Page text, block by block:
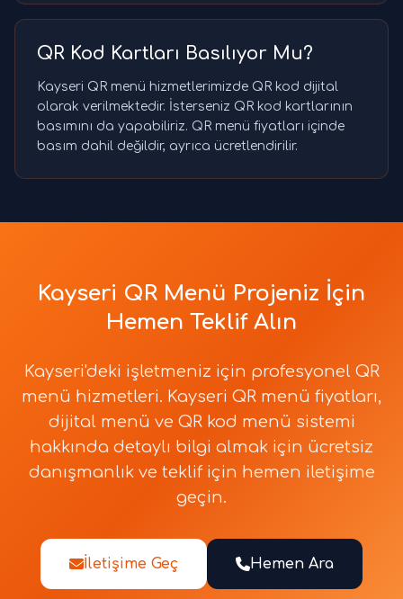
QR Kod Kartları Basılıyor Mu?
Kayseri QR menü hizmetlerimizde QR kod dijital
olarak verilmektedir. İsterseniz QR kod kartlarının
basımını da yapabiliriz. QR menü fiyatları içinde
basım dahil değildir, ayrıca ücretlendirilir.
Kayseri QR Menü Projeniz İçin
Hemen Teklif Alın
Kayseri'deki işletmeniz için profesyonel QR
menü hizmetleri. Kayseri QR menü fiyatları,
dijital menü ve QR kod menü sistemi
hakkında detaylı bilgi almak için ücretsiz
danışmanlık ve teklif için hemen iletişime
geçin.
İletişime Geç Hemen Ara